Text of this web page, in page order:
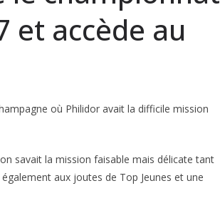
et accède au
où Philidor avait la difficile mission
savait la mission faisable mais délicate tant
aux joutes de Top Jeunes et une